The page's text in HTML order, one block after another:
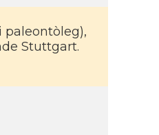
paleontòleg),
Stuttgart.